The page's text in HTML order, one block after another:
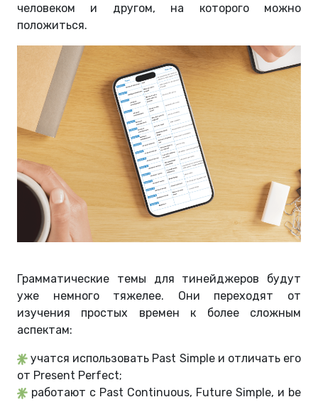
человеком и другом, на которого можно
положиться.
Грамматические темы для тинейджеров будут
уже немного тяжелее. Они переходят от
изучения простых времен к более сложным
аспектам:
учатся использовать Past Simple и отличать его
от Present Perfect;
работают с Past Continuous, Future Simple, и be